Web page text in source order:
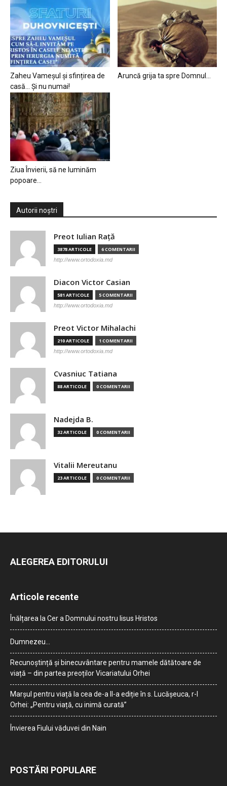
Zaheu Vameșul și sfințirea de
casă… Și nu numai!
Aruncă grija ta spre Domnul…
Ziua Învierii, să ne luminăm
popoare…
Autorii noștri
Preot Iulian Raţă
3878 ARTICOLE 6 COMENTARII
http://www.ortodoxia.md
Diacon Victor Casian
581 ARTICOLE 5 COMENTARII
http://www.ortodoxia.md
Preot Victor Mihalachi
210 ARTICOLE 1 COMENTARII
http://www.ortodoxia.md
Cvasniuc Tatiana
88 ARTICOLE 0 COMENTARII
Nadejda B.
32 ARTICOLE 0 COMENTARII
Vitalii Mereutanu
23 ARTICOLE 0 COMENTARII
ALEGEREA EDITORULUI
Articole recente
Înălțarea la Cer a Domnului nostru Iisus Hristos
Dumnezeu…
Recunoștință și binecuvântare pentru mamele dătătoare de
viață – din partea preoților Vicariatului Orhei
Marșul pentru viață la cea de-a II-a ediție în s. Lucășeuca, r-l
Orhei: „Pentru viață, cu inimă curată”
Învierea Fiului văduvei din Nain
POSTĂRI POPULARE